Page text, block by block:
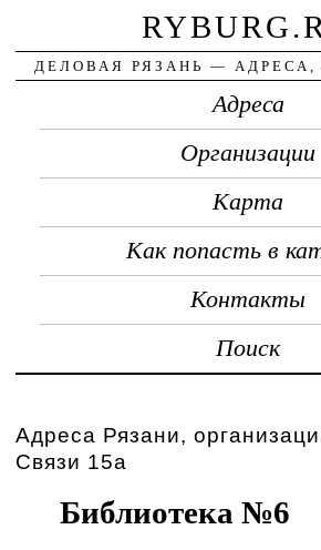
ДЕЛОВАЯ РЯЗАНЬ — АДРЕСА,
Адреса
Организации
Карта
Как попасть в
Контакты
Поиск
Адреса Рязани,
Связи 15а
Библиотека №6